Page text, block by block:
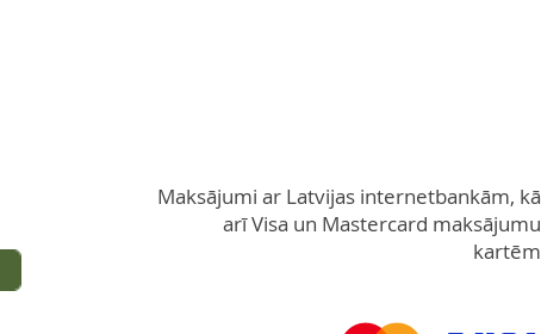
Maksājumi ar Latvijas internetbankām, kā
arī Visa un Mastercard maksājumu
kartēm